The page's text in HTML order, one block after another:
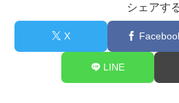
シェアす
X
LINE